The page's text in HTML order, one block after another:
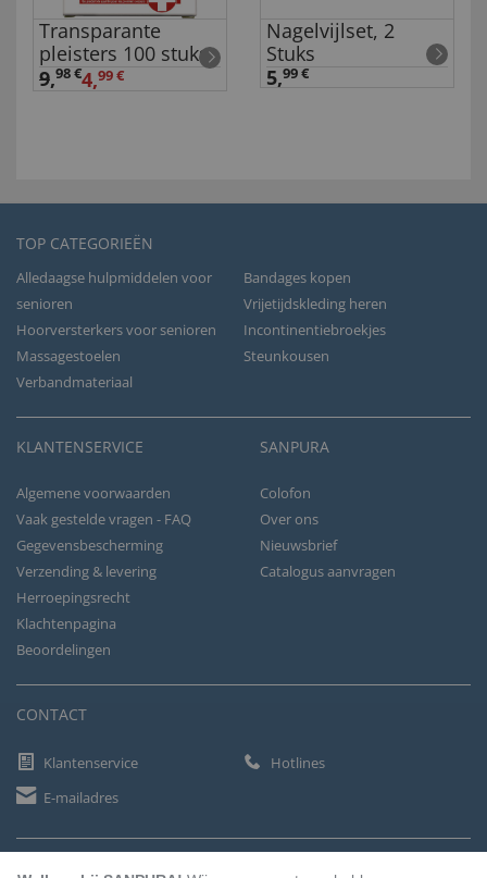
Transparante
pleisters 100 stuks
9,98 €4,99 €
Nagelvijlset, 2
Stuks
5,99 €
TOP CATEGORIEËN
Alledaagse hulpmiddelen voor
senioren
Bandages kopen
Vrijetijdskleding heren
Hoorversterkers voor senioren
Incontinentiebroekjes
Massagestoelen
Steunkousen
Verbandmateriaal
KLANTENSERVICE
Algemene voorwaarden
Vaak gestelde vragen - FAQ
Gegevensbescherming
Verzending & levering
Herroepingsrecht
Klachtenpagina
Beoordelingen
SANPURA
Colofon
Over ons
Nieuwsbrief
Catalogus aanvragen
CONTACT
Klantenservice
Hotlines
E-mailadres